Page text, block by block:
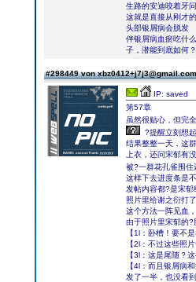
生路的安迪咬着牙
这就是直接从刚才
头部银屑病会脱发
伴银屑病血瘀吃什
子，潜能到底如何？
#298449 von
IP: saved
第57章
虽然很贴心，但完
?提醒立刻想
结果整整一天，这
上衣，还问宋郁有
被?一群花孔雀围住
这样下去进度条是
发帖内容都?是宋
照片里给谢之衍打
这个方法一阵见血
由于照片里宋郁的
【1l：卧槽！要不
【2l：不过这些照
【3l：这是尾随？
【4l：而且银屑病
发了一半，也没看